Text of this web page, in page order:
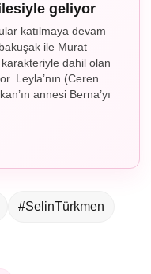
geliyor
katılmaya devam
ile Murat
dahil olan
Leyla’nın (Ceren
annesi Berna’yı
#SelinTürkmen